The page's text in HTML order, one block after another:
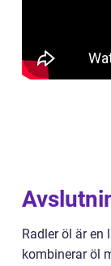
Radler öl är
kombinerar öl